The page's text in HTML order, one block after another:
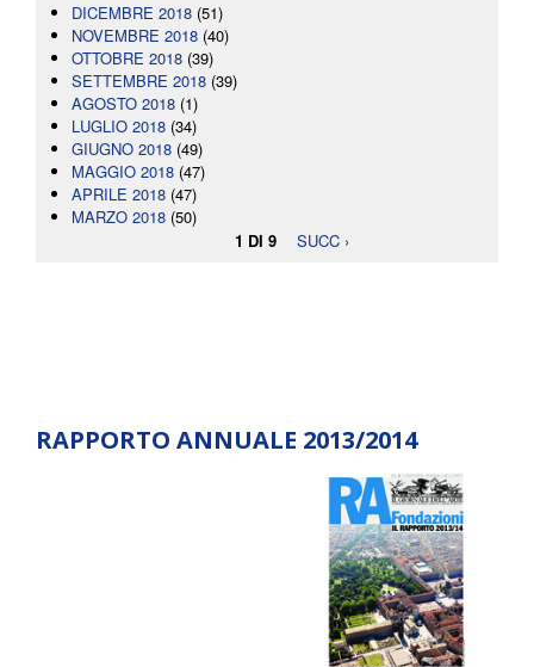
DICEMBRE 2018 (51)
NOVEMBRE 2018 (40)
OTTOBRE 2018 (39)
SETTEMBRE 2018 (39)
AGOSTO 2018 (1)
LUGLIO 2018 (34)
GIUGNO 2018 (49)
MAGGIO 2018 (47)
APRILE 2018 (47)
MARZO 2018 (50)
1 DI 9
SUCC ›
RAPPORTO ANNUALE 2013/2014